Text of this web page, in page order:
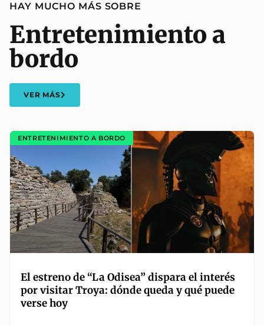
HAY MUCHO MÁS SOBRE
Entretenimiento a
bordo
VER MÁS
ENTRETENIMIENTO A BORDO
El estreno de “La Odisea” dispara el interés
por visitar Troya: dónde queda y qué puede
verse hoy